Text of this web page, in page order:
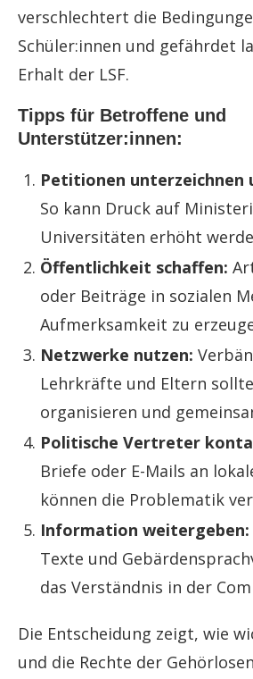
verschlechtert die
Schüler:innen und gefährdet
Erhalt der LSF.
Tipps für Betroffene und
Unterstützer:innen:
Petitionen unterzeichnen
So kann Druck auf
Universitäten erhöht
Öffentlichkeit schaffen:
oder Beiträge in sozialen
Aufmerksamkeit zu
Netzwerke nutzen:
Lehrkräfte und Eltern
organisieren und
Politische Vertreter
Briefe oder E-Mails an
können die Problematik
Information weitergeben:
Texte und
das Verständnis in der
Die Entscheidung zeigt, wie
und die Rechte der